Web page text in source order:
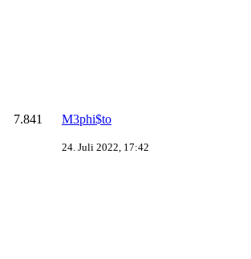
7.841 M3phi$to
24. Juli 2022, 17:42